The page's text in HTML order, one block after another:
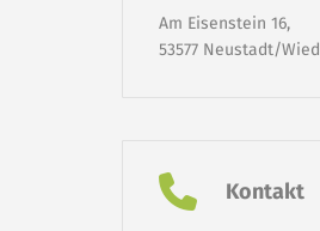
Am Eisenstein 16,
53577 Neustadt/Wied
Kontakt